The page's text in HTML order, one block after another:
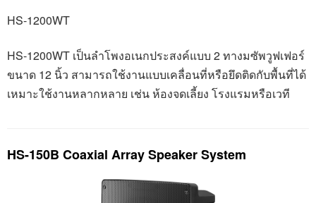
HS-1200WT
HS-1200WT เป็นลำโพงอเนกประสงค์แบบ 2 ทางมซัพวูฟเฟอร์
ขนาด 12 นิ้ว สามารถใช้งานแบบเคลื่อนที่หรือยึดติดกับพื้นที่ได้
เหมาะใช้งานหลากหลาย เช่น ห้องจดเลี้ยง โรงแรมหรือเวที
HS-150B Coaxial Array Speaker System